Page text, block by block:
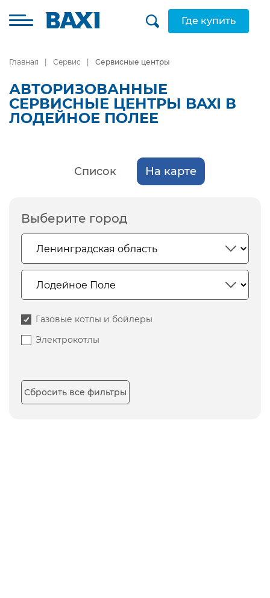
Где купить
Главная Сервис Сервисные центры
АВТОРИЗОВАННЫЕ
СЕРВИСНЫЕ ЦЕНТРЫ BAXI В
ЛОДЕЙНОЕ ПОЛЕЕ
Список На карте
Выберите город
Газовые котлы и бойлеры
Электрокотлы
Сбросить все фильтры